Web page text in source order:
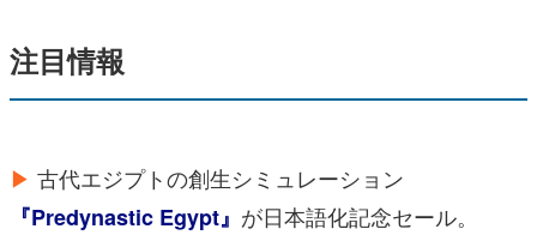
注目情報
▶ 古代エジプトの創生シミュレーション
『Predynastic Egypt』 が日本語化記念セール。